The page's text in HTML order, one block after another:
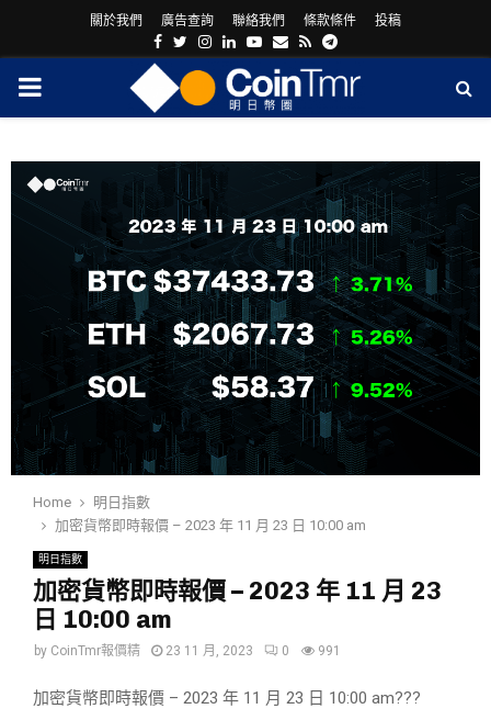
關於我們 廣告查詢 聯絡我們 條款條件 投稿
Facebook
Twitter
Instagram
LinkedinYoutube
Email
RssTelegram
PRIMARY
Home
明日指數
加密貨幣即時報價 – 2023 年 11 月 23 日 10:00 am
明日指數
加密貨幣即時報價 – 2023 年 11 月 23
日 10:00 am
by CoinTmr報價精 23 11 月, 2023 0 991
加密貨幣即時報價 – 2023 年 11 月 23 日 10:00 am???